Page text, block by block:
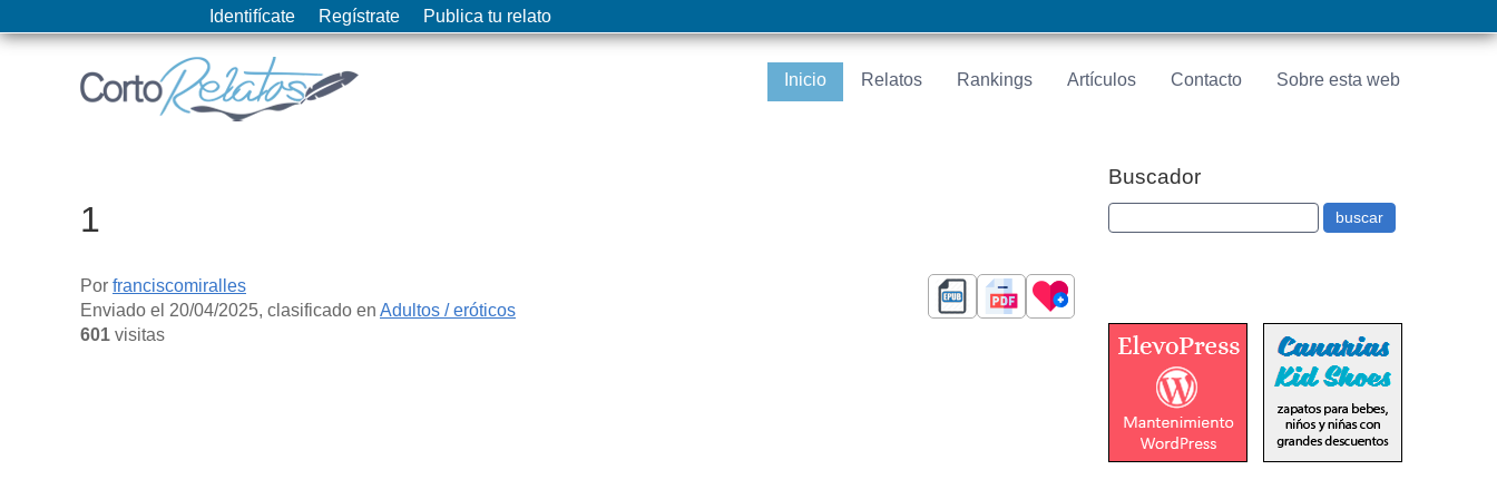
Identifícate Regístrate Publica tu relato
Inicio Relatos Rankings Artículos Contacto Sobre esta web
1
Por franciscomiralles
Enviado el 20/04/2025, clasificado en Adultos / eróticos
601 visitas
Buscador